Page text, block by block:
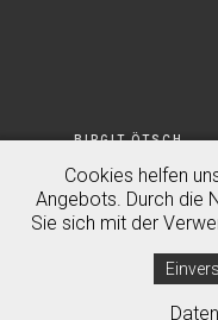
BIRGIT ÖTSCH
Cookies helfen
Angebots. Durch die
Sie sich mit der